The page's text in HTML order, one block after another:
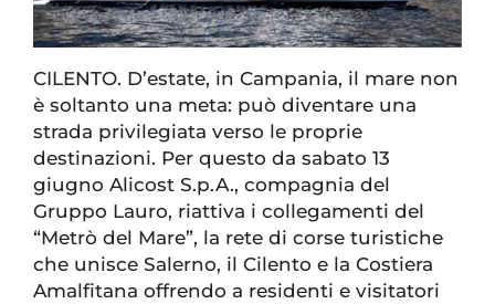
CILENTO. D’estate, in Campania, il mare non
è soltanto una meta: può diventare una
strada privilegiata verso le proprie
destinazioni. Per questo da sabato 13
giugno Alicost S.p.A., compagnia del
Gruppo Lauro, riattiva i collegamenti del
“Metrò del Mare”, la rete di corse turistiche
che unisce Salerno, il Cilento e la Costiera
Amalfitana offrendo a residenti e visitatori